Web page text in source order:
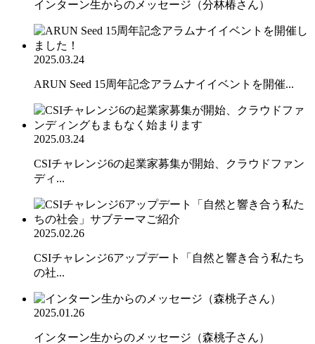
インターン生からのメッセージ（分林椿さん）
2025.03.24
ARUN Seed 15周年記念アラムナイイベントを開催...
2025.03.24
CSIチャレンジ6の起業家募集が開始、クラウドファン
ディ...
2025.02.26
CSIチャレンジ6アップデート「自然と響き合う私たち
の社...
2025.01.26
インターン生からのメッセージ（森桃子さん）